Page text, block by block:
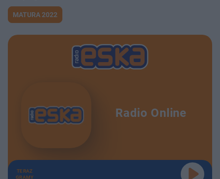
MATURA 2022
Radio Online
TERAZ
GRAMY